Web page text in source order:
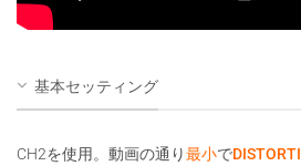
基本セッティング
CH2を使用。動画の通り最小で